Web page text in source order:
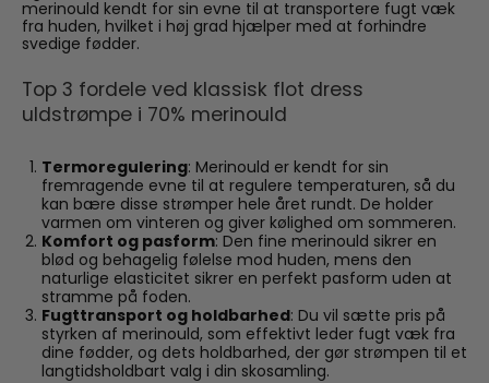
merinould kendt for sin evne til at transportere fugt væk
fra huden, hvilket i høj grad hjælper med at forhindre
svedige fødder.
Top 3 fordele ved klassisk flot dress
uldstrømpe i 70% merinould
Termoregulering: Merinould er kendt for sin
fremragende evne til at regulere temperaturen, så du
kan bære disse strømper hele året rundt. De holder
varmen om vinteren og giver kølighed om sommeren.
Komfort og pasform: Den fine merinould sikrer en
blød og behagelig følelse mod huden, mens den
naturlige elasticitet sikrer en perfekt pasform uden at
stramme på foden.
Fugttransport og holdbarhed: Du vil sætte pris på
styrken af merinould, som effektivt leder fugt væk fra
dine fødder, og dets holdbarhed, der gør strømpen til et
langtidsholdbart valg i din skosamling.